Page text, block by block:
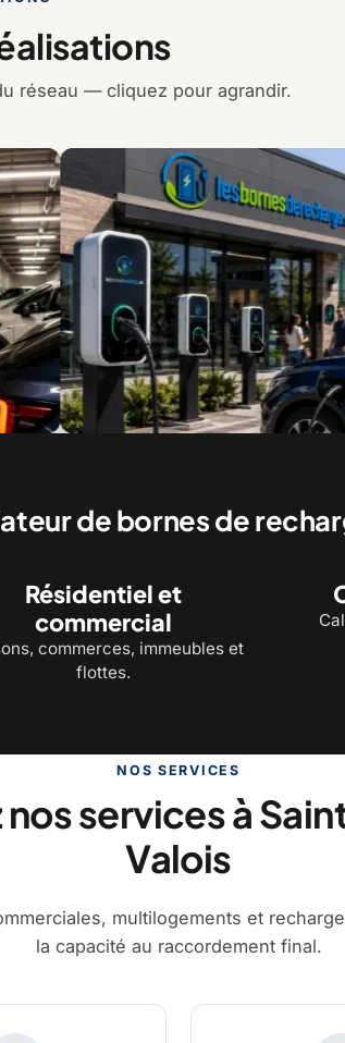
réseau — cliquez pour agrandir.
de bornes de
Résidentiel et
commercial
commerces, immeubles et
flottes.
NOS SERVICES
nos services à
Valois
multilogements et
la capacité au raccordement final.